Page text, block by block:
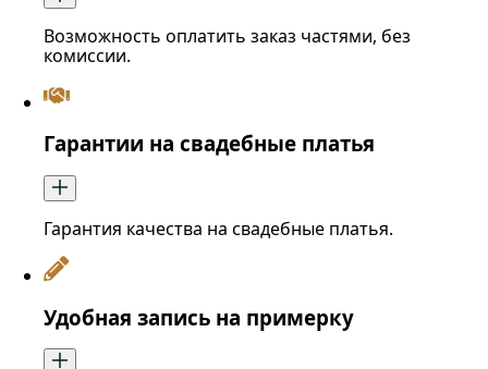
Возможность оплатить заказ частями, без
комиссии.
Гарантии на свадебные платья
Гарантия качества на свадебные платья.
Удобная запись на примерку